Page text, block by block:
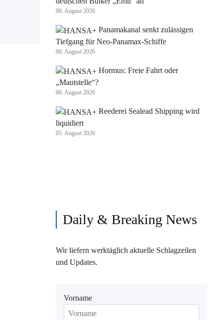
06. August 2026
Panamakanal senkt zulässigen
Tiefgang für Neo-Panamax-Schiffe
06. August 2026
Hormus: Freie Fahrt oder
„Mautstelle“?
06. August 2026
Reederei Sealead Shipping wird
liquidiert
05. August 2026
Daily & Breaking News
Wir liefern werktäglich aktuelle Schlagzeilen
und Updates.
Vorname